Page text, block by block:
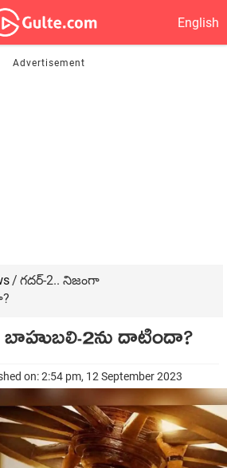
English
/ గదర్-2.. నిజంగా
బాహుబలి-2ను దాటిందా?
on: 2:54 pm, 12 September 2023